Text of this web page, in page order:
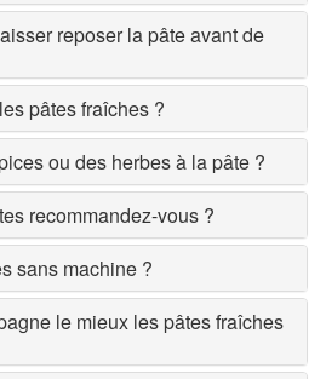
reposer la pâte avant de
pâtes fraîches ?
ou des herbes à la pâte ?
recommandez-vous ?
sans machine ?
le mieux les pâtes fraîches